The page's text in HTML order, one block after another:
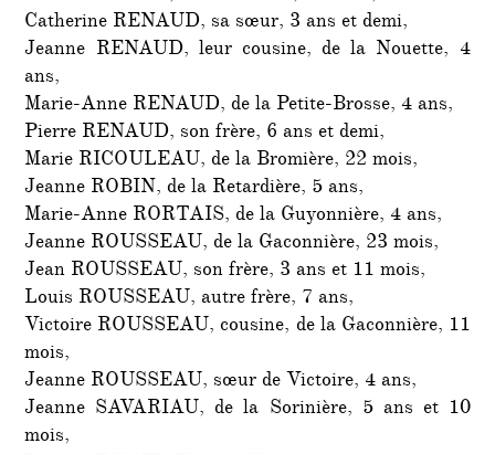
Catherine RENAUD, sa sœur, 3 ans et demi,
Jeanne RENAUD, leur cousine, de la Nouette, 4
ans,
Marie-Anne RENAUD, de la Petite-Brosse, 4 ans,
Pierre RENAUD, son frère, 6 ans et demi,
Marie RICOULEAU, de la Bromière, 22 mois,
Jeanne ROBIN, de la Retardière, 5 ans,
Marie-Anne RORTAIS, de la Guyonnière, 4 ans,
Jeanne ROUSSEAU, de la Gaconnière, 23 mois,
Jean ROUSSEAU, son frère, 3 ans et 11 mois,
Louis ROUSSEAU, autre frère, 7 ans,
Victoire ROUSSEAU, cousine, de la Gaconnière, 11
mois,
Jeanne ROUSSEAU, sœur de Victoire, 4 ans,
Jeanne SAVARIAU, de la Sorinière, 5 ans et 10
mois,